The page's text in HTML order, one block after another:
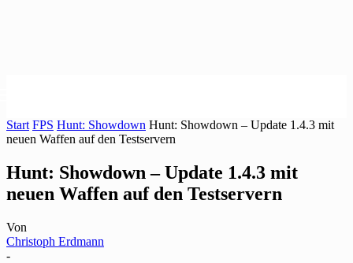
Start FPS Hunt: Showdown Hunt: Showdown – Update 1.4.3 mit
neuen Waffen auf den Testservern
Hunt: Showdown – Update 1.4.3 mit
neuen Waffen auf den Testservern
Von
Christoph Erdmann
-